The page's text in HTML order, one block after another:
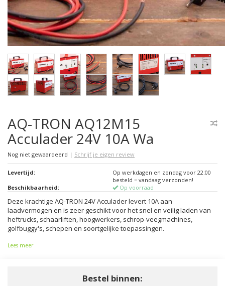
AQ-TRON AQ12M15
Acculader 24V 10A Wa
Nog niet gewaardeerd | Schrijf je eigen review
Levertijd:
Op werkdagen en zondag voor 22:00
besteld = vandaag verzonden!
Beschikbaarheid:
Op voorraad
Deze krachtige AQ-TRON 24V Acculader levert 10A aan
laadvermogen en is zeer geschikt voor het snel en veilig laden van
heftrucks, schaarliften, hoogwerkers, schrop-veegmachines,
golfbuggy's, schepen en soortgelijke toepassingen.
Lees meer
Bestel binnen: